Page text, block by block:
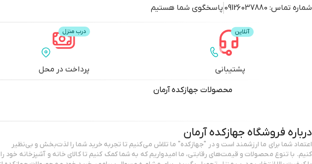
شماره تماس: 09126037880 پاسخگوی شما هستیم
پشتیبانی پرداخت در محل
محصولات جهازکده آرمان
درباره فروشگاه جهازکده آرمان
اعتماد شما برای ما ارزشمند است و در "جهازکده" ما تلاش می‌کنیم تا تجربه خرید شما را لذت‌بخش و بی‌نظیر
کنیم. با تنوع محصولات و قیمت‌های رقابتی، ما امیدواریم که به شما کمک کنیم تا کالای خانه و آشپزخانه خود را